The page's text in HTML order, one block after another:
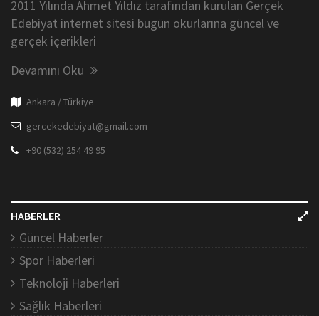
2011 Yılında Ahmet Yıldız tarafından kurulan Gerçek
Edebiyat internet sitesi bugün okurlarına güncel ve
gerçek içerikleri
Devamını Oku
Ankara / Türkiye
gercekedebiyat@gmail.com
+90 (532) 254 49 95
HABERLER
Güncel Haberler
Spor Haberleri
Teknoloji Haberleri
Sağlık Haberleri